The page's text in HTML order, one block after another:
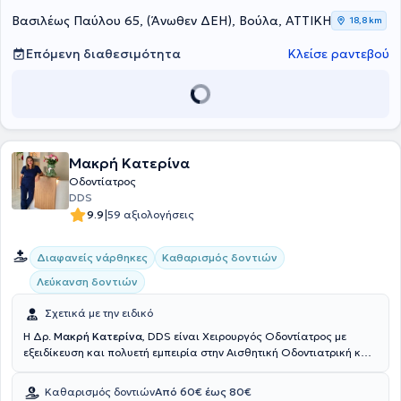
Βασιλέως Παύλου 65, (Άνωθεν ΔΕΗ), Βούλα, ΑΤΤΙΚΗ 18,8 km
Επόμενη διαθεσιμότητα Κλείσε ραντεβού
Μακρή Κατερίνα
Οδοντίατρος
DDS
9.9|59 αξιολογήσεις
Διαφανείς νάρθηκες
Καθαρισμός δοντιών
Λεύκανση δοντιών
Σχετικά με την ειδικό
Η Δρ. Μακρή Κατερίνα, DDS είναι Χειρουργός Οδοντίατρος με
εξειδίκευση και πολυετή εμπειρία στην Αισθητική Οδοντιατρική και
Αισθητικής Οδοντιατρικής και Εμφυτευμάτων «DR. KATERINA
Καθαρισμός δοντιώνΑπό 60€ έως 80€